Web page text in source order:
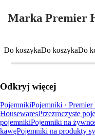
Marka Premier
Do koszykaDo koszykaDo
Odkryj więcej
PojemnikiPojemniki · Premier
HousewaresPrzezroczyste
pojemnikiPojemniki na
kawęPojemniki na produkty